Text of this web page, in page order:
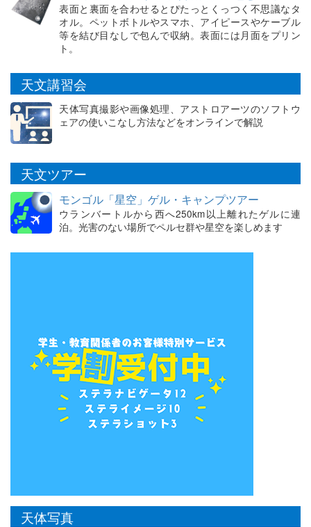
表面と裏面を合わせるとぴたっとくっつく不思議なタ
オル。ペットボトルやスマホ、アイピースやケーブル
等を結び目なしで包んで収納。表面には月面をプリン
ト。
天文講習会
天体写真撮影や画像処理、アストロアーツのソフトウ
ェアの使いこなし方法などをオンラインで解説
天文ツアー
モンゴル「星空」ゲル・キャンプツアー
ウランバートルから西へ250km以上離れたゲルに連
泊。光害のない場所でペルセ群や星空を楽しめます
天体写真